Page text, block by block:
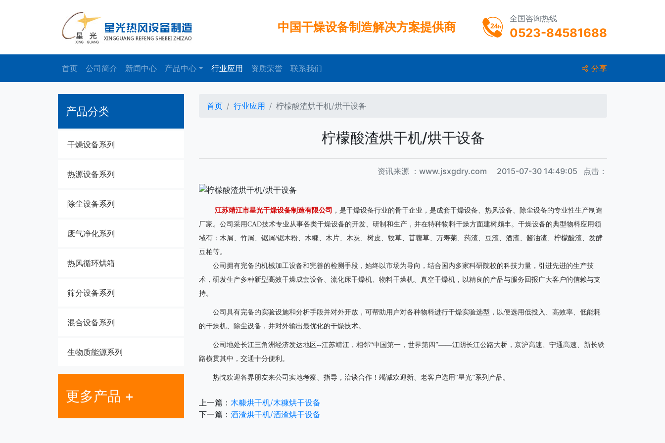
中国干燥设备制造解决方案提供商
全国咨询热线
0523-84581688
首页 公司简介 新闻中心 产品中心 行业应用 资质荣誉 联系我们 分享
产品分类
干燥设备系列
热源设备系列
除尘设备系列
废气净化系列
热风循环烘箱
筛分设备系列
混合设备系列
生物质能源系列
更多产品 +
首页 行业应用 柠檬酸渣烘干机/烘干设备
柠檬酸渣烘干机/烘干设备
资讯来源 ：www.jsxgdry.com 2015-07-30 14:49:05 点击：
江苏靖江市星光干燥设备制造有限公司
，是干燥设备行业的骨干企业，是成套干燥设备、热风设备、除尘设备的专业性生产制造
厂家。公司采用CAD技术专业从事各类干燥设备的开发、研制和生产，并在特种物料干燥方面建树颇丰。干燥设备的典型物料应用领
域有：木屑、竹屑、锯屑/锯木粉、木糠、木片、木炭、树皮、牧草、苜蓿草、万寿菊、药渣、豆渣、酒渣、酱油渣、柠檬酸渣、发酵
豆柏等。
公司拥有完备的机械加工设备和完善的检测手段，始终以市场为导向，结合国内多家科研院校的科技力量，引进先进的生产技
术，研发生产多种新型高效干燥成套设备、流化床干燥机、物料干燥机、真空干燥机，以精良的产品与服务回报广大客户的信赖与支
持。
公司具有完备的实验设施和分析手段并对外开放，可帮助用户对各种物料进行干燥实验选型，以便选用低投入、高效率、低能耗
的干燥机、除尘设备，并对外输出最优化的干燥技术。
公司地处长江三角洲经济发达地区--江苏靖江，相邻“中国第一，世界第四”——江阴长江公路大桥，京沪高速、宁通高速、新长铁
路横贯其中，交通十分便利。
热忱欢迎各界朋友来公司实地考察、指导，洽谈合作！竭诚欢迎新、老客户选用“星光”系列产品。
上一篇： 木糠烘干机/木糠烘干设备
下一篇： 酒渣烘干机/酒渣烘干设备